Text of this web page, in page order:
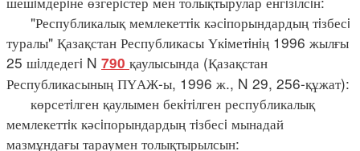
"Республикалық мемлекеттiк кәсiпорындардың тiзбесi
туралы" Қазақстан Республикасы Үкiметiнiң 1996 жылғы
25 шiлдедегi N 790 қаулысында (Қазақстан
Республикасының ПҮАЖ-ы, 1996 ж., N 29, 256-құжат):
көрсетiлген қаулымен бекiтiлген республикалық
мемлекеттiк кәсiпорындардың тiзбесi мынадай
мазмұндағы тараумен толықтырылсын: